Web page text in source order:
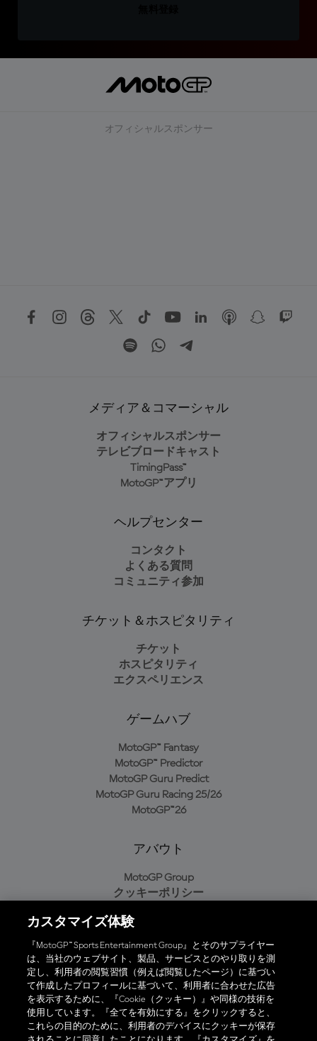
オフィシャルスポンサー
メディア＆コマーシャル
オフィシャルスポンサー
テレビブロードキャスト
TimingPass™
MotoGP™アプリ
ヘルプセンター
コンタクト
よくある質問
コミュニティ参加
チケット＆ホスピタリティ
チケット
ホスピタリティ
エクスペリエンス
ゲームハブ
MotoGP™ Fantasy
MotoGP™ Predictor
MotoGP Guru Predict
MotoGP Guru Racing 25/26
MotoGP™26
アバウト
MotoGP Group
クッキーポリシー
プライバシーポリシー
購入ポリシー
オフィシャルアプリ
カスタマイズ体験
『MotoGP™ Sports Entertainment Group』とそのサプライヤー
は、当社のウェブサイト、製品、サービスとのやり取りを測
定し、利用者の閲覧習慣（例えば閲覧したページ）に基づい
て作成したプロフィールに基づいて、利用者に合わせた広告
を表示するために、『Cookie（クッキー）』や同様の技術を
使用しています。『全てを有効にする』をクリックすると、
これらの目的のために、利用者のデバイスにクッキーが保存